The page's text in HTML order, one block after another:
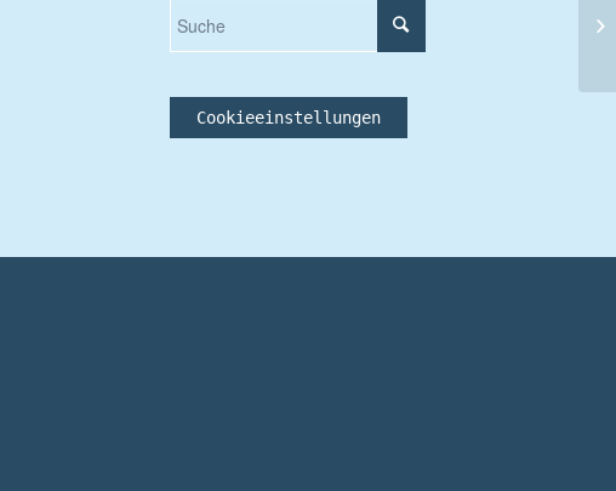
Cookieeinstellungen